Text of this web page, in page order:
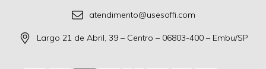
atendimento@usesoffi.com
Largo 21 de Abril, 39 – Centro – 06803-400 – Embu/SP